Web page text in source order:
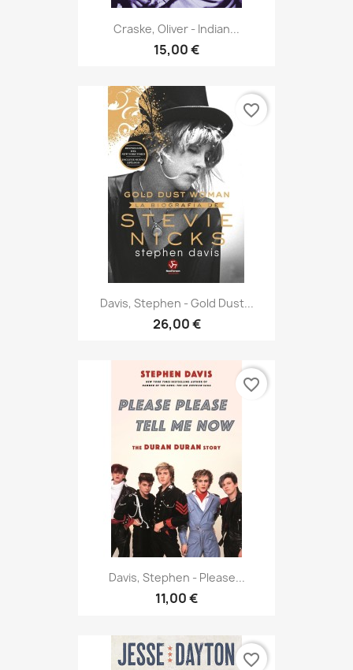
Craske, Oliver - Indian...
15,00 €
Davis, Stephen - Gold Dust...
26,00 €
favorite_border
Davis, Stephen - Please...
11,00 €
favorite_border
favorite_border